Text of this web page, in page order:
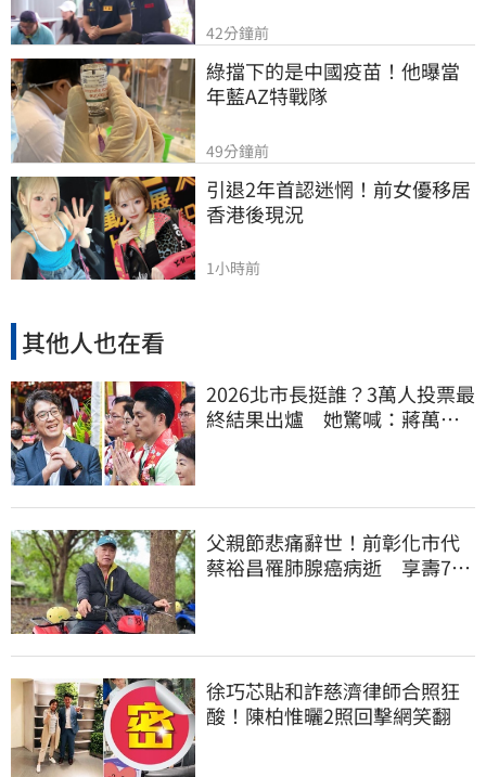
42分鐘前
綠擋下的是中國疫苗！他曝當
年藍AZ特戰隊
49分鐘前
引退2年首認迷惘！前女優移居
香港後現況
1小時前
其他人也在看
2026北市長挺誰？3萬人投票最
終結果出爐 她驚喊：蔣萬安
父親節悲痛辭世！前彰化市代
蔡裕昌罹肺腺癌病逝 享壽71
徐巧芯貼和詐慈濟律師合照狂
酸！陳柏惟曬2照回擊網笑翻